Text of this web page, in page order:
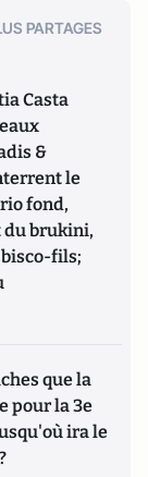
PARTAGES
Casta
&
le
fond,
du brukini,
fils;
que la
pour la 3e
ira le